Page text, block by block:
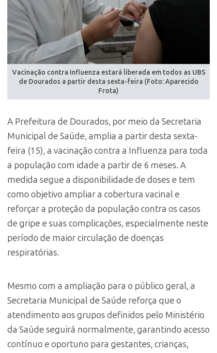
Vacinação contra Influenza estará liberada em todos as UBS
de Dourados a partir desta sexta-feira (Foto: Aparecido
Frota)
A Prefeitura de Dourados, por meio da Secretaria
Municipal de Saúde, amplia a partir desta sexta-
feira (15), a vacinação contra a Influenza para toda
a população com idade a partir de 6 meses. A
medida segue a disponibilidade de doses e tem
como objetivo ampliar a cobertura vacinal e
reforçar a proteção da população contra os casos
de gripe e suas complicações, especialmente neste
período de maior circulação de doenças
respiratórias.
Mesmo com a ampliação para o público geral, a
Secretaria Municipal de Saúde reforça que o
atendimento aos grupos definidos pelo Ministério
da Saúde seguirá normalmente, garantindo acesso
contínuo e oportuno para gestantes, crianças,